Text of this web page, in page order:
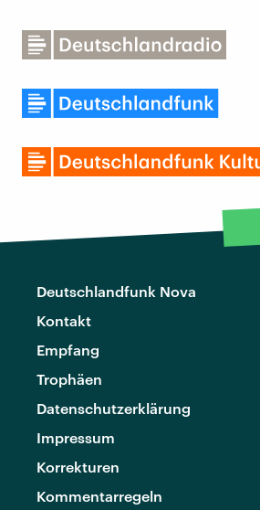
Deutschlandfunk Nova
Kontakt
Empfang
Trophäen
Datenschutzerklärung
Impressum
Korrekturen
Kommentarregeln